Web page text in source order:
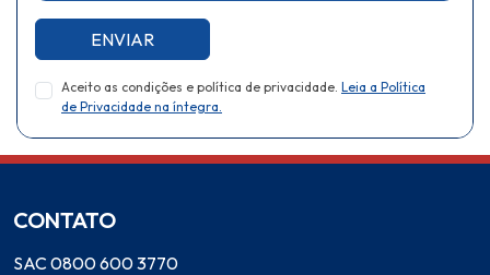
ENVIAR
Aceito as condições e política de privacidade. Leia a Política
de Privacidade na íntegra.
CONTATO
SAC 0800 600 3770